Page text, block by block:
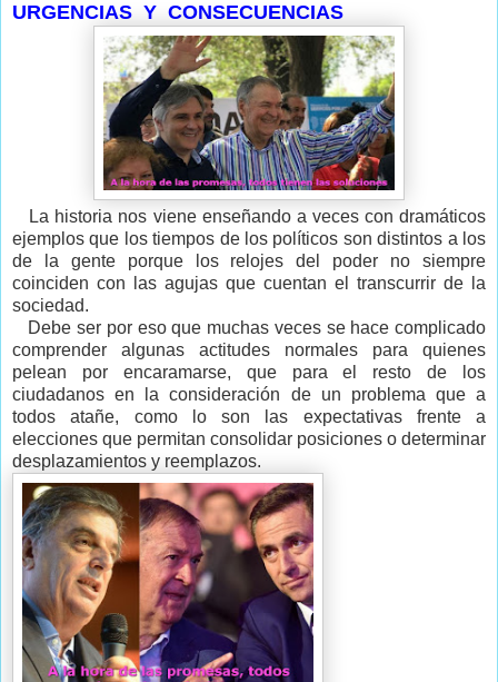
URGENCIAS Y CONSECUENCIAS
La historia nos viene enseñando a veces con dramáticos
ejemplos que los tiempos de los políticos son distintos a los
de la gente porque los relojes del poder no siempre
coinciden con las agujas que cuentan el transcurrir de la
sociedad.
Debe ser por eso que muchas veces se hace complicado
comprender algunas actitudes normales para quienes
pelean por encaramarse, que para el resto de los
ciudadanos en la consideración de un problema que a
todos atañe, como lo son las expectativas frente a
elecciones que permitan consolidar posiciones o determinar
desplazamientos y reemplazos.